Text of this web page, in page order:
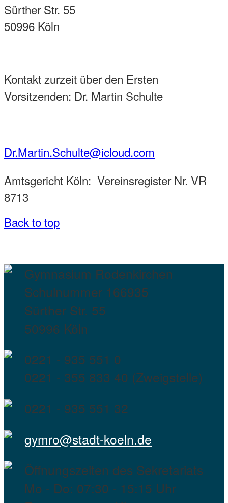
Sürther Str. 55
50996 Köln
Kontakt zurzeit über den Ersten
Vorsitzenden: Dr. Martin Schulte
Dr.Martin.Schulte@icloud.com
Amtsgericht Köln: Vereinsregister Nr. VR
8713
Back to top
Gymnasium Rodenkirchen
Schulnummer 166935
Sürther Str. 55
50996 Köln
0221 - 935 551 0
0221 - 355 833 40 (Zweigstelle)
0221 - 935 551 32
gymro@stadt-koeln.de
Öffnungszeiten des Sekretariats
Mo - Do: 07:30 - 15:15 Uhr